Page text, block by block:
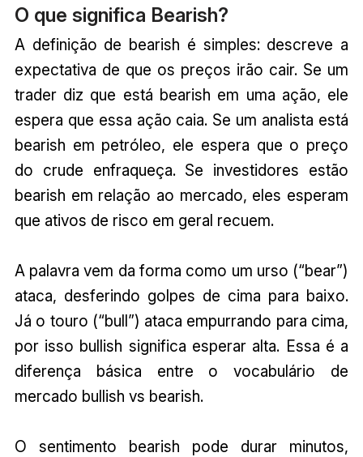
O que significa Bearish?
A definição de bearish é simples: descreve a
expectativa de que os preços irão cair. Se um
trader diz que está bearish em uma ação, ele
espera que essa ação caia. Se um analista está
bearish em petróleo, ele espera que o preço
do crude enfraqueça. Se investidores estão
bearish em relação ao mercado, eles esperam
que ativos de risco em geral recuem.
A palavra vem da forma como um urso (“bear”)
ataca, desferindo golpes de cima para baixo.
Já o touro (“bull”) ataca empurrando para cima,
por isso bullish significa esperar alta. Essa é a
diferença básica entre o vocabulário de
mercado bullish vs bearish.
O sentimento bearish pode durar minutos,